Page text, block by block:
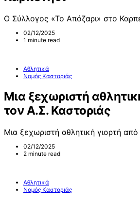
Ο Σύλλογος «Το Απόζαρι» στο
02/12/2025
1 minute read
Αθλητικά
Νομός Καστοριάς
Μια ξεχωριστή
τον Α.Σ. Καστοριάς
Μια ξεχωριστή αθλητική γιορτή
02/12/2025
2 minute read
Αθλητικά
Νομός Καστοριάς